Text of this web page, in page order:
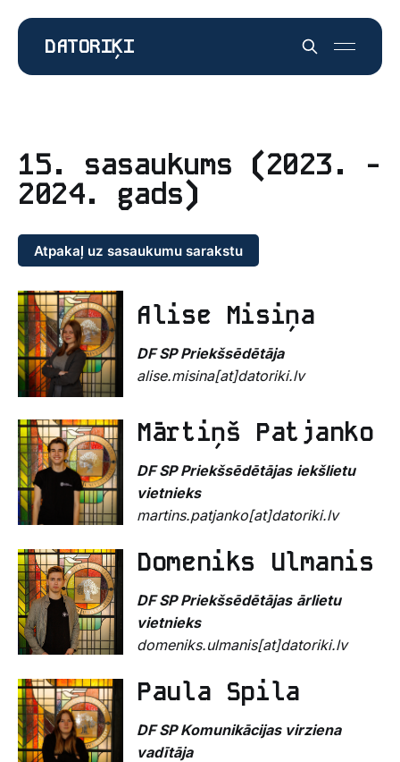
DATORIĶI
15. sasaukums (2023. -
2024. gads)
Atpakaļ uz sasaukumu sarakstu
Alise Misiņa
DF SP Priekšsēdētāja
alise.misina[at]datoriki.lv
Mārtiņš Patjanko
DF SP Priekšsēdētājas iekšlietu
vietnieks
martins.patjanko[at]datoriki.lv
Domeniks Ulmanis
DF SP Priekšsēdētājas ārlietu
vietnieks
domeniks.ulmanis[at]datoriki.lv
Paula Spila
DF SP Komunikācijas virziena
vadītāja